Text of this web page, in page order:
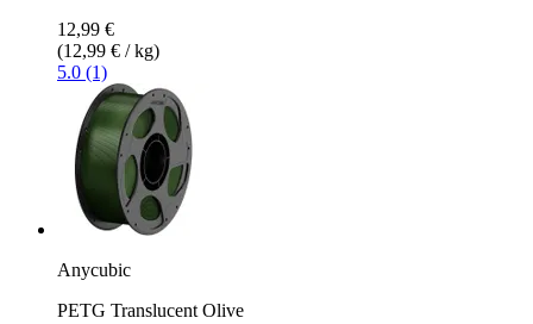
12,99 €
(12,99 € / kg)
5.0 (1)
Anycubic
PETG Translucent Olive